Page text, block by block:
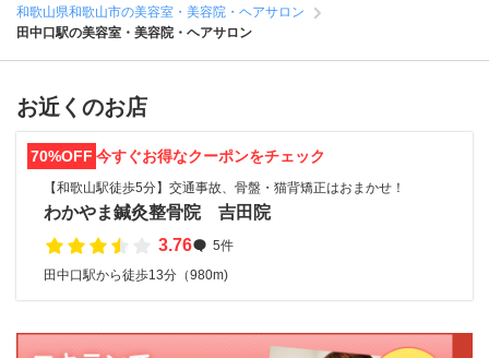
和歌山県和歌山市の美容室・美容院・ヘアサロン
田中口駅の美容室・美容院・ヘアサロン
お近くのお店
70%OFF 今すぐお得なクーポンをチェック
【和歌山駅徒歩5分】交通事故、骨盤・猫背矯正はおまかせ！
わかやま鍼灸整骨院 吉田院
3.76
5件
田中口駅から徒歩13分（980m)